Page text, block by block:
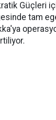
Güçleri
tam